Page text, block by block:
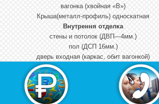
вагонка (хвойная «В»)
Крыша(металл-профиль) односкатная
Внутрення отделка
стены и потолок (ДВП—4мм.)
пол (ДСП 16мм.)
дверь входная (каркас, обит вагонкой)